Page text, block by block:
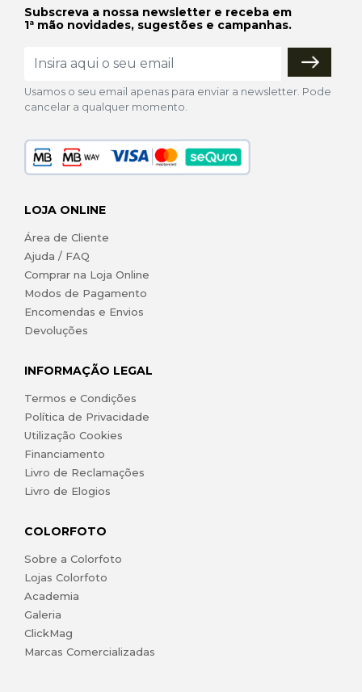
Subscreva a nossa newsletter e receba em
1ª mão novidades, sugestões e campanhas.
Usamos o seu email apenas para enviar a newsletter. Pode
cancelar a qualquer momento.
LOJA ONLINE
Área de Cliente
Ajuda / FAQ
Comprar na Loja Online
Modos de Pagamento
Encomendas e Envios
Devoluções
INFORMAÇÃO LEGAL
Termos e Condições
Política de Privacidade
Utilização Cookies
Financiamento
Livro de Reclamações
Livro de Elogios
COLORFOTO
Sobre a Colorfoto
Lojas Colorfoto
Academia
Galeria
ClickMag
Marcas Comercializadas